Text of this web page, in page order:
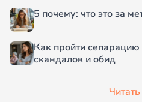
5 почему: что это за
Как пройти сепарацию
скандалов и обид